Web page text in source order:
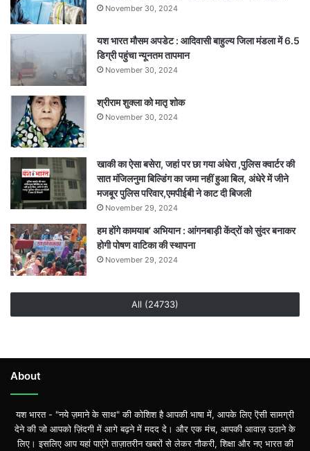
मिला
शव,
पिता
लगाए
आरोप…
वीडियो
November 30, 2024
यश भारत मौसम अपडेट : आदिवासी बाहुल्य जिला मंडला में 6.5
डिग्री पहुंचा न्यूनतम तापमान
November 30, 2024
श्रीराम शुक्ला को मातृ शोक
November 30, 2024
खाकी का ऐसा बसेरा, जहां पर छा गया अंधेरा ,पुलिस क्वार्टर की
सात मंजिलनुमा बिल्डिंग का जमा नहीं हुआ बिल, अंधेरे में जीने
मजबूर पुलिस परिवार,एमपीईबी ने काट दी बिजली
November 29, 2024
हम होंगे कामयाब’ अभियान : आंगनबाड़ी केंद्रों को सुंदर बनाकर
होगी पोषण वाटिका की स्थापना
November 29, 2024
All (24733)
About
यश भारत - "नये ज़माने के साथ" की कोशिश है आपकी भाषा में, आपके लिए ऎसी सामग्री
देने की जो आपको ज़िंदगी में आगे बढ़ने में मदद दे। और एक मंच, आपकी आवाज़ उठाने के
लिए। इसलिए आप यहां पाएंगे ताज़ातरीन खबरों से लेकर नौकरी, शिक्षा और नए भारत की